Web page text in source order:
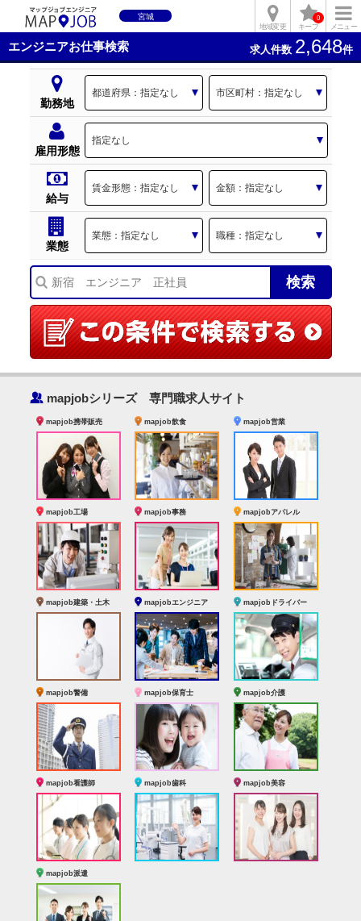
宮城
メニュー
キープ
0
地域変更
エンジニアお仕事検索 求人件数 2,648件
勤務地
雇用形態
給与
業態
‰ mapjobシリーズ 専門職求人サイト
mapjob携帯販売 mapjob飲食 mapjob営業
mapjob工場 mapjob事務 mapjobアパレル
mapjob建築・土木 mapjobエンジニア mapjobドライバー
mapjob警備 mapjob保育士 mapjob介護
mapjob看護師 mapjob歯科 mapjob美容
mapjob派遣